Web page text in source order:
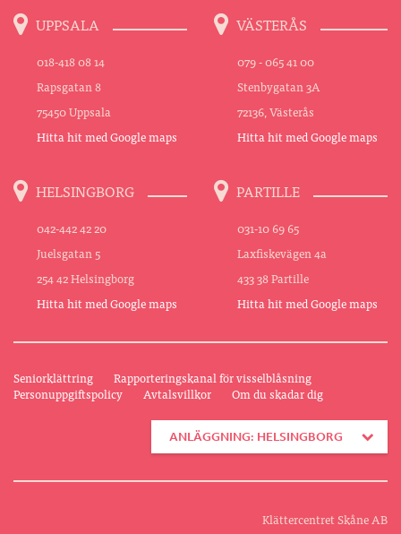
UPPSALA
018-418 08 14
Rapsgatan 8
75450 Uppsala
Hitta hit med Google maps
VÄSTERÅS
079 - 065 41 00
Stenbygatan 3A
72136, Västerås
Hitta hit med Google maps
HELSINGBORG
042-442 42 20
Juelsgatan 5
254 42 Helsingborg
Hitta hit med Google maps
PARTILLE
031-10 69 65
Laxfiskevägen 4a
433 38 Partille
Hitta hit med Google maps
Seniorklättring
Rapporteringskanal för visselblåsning
Personuppgiftspolicy
Avtalsvillkor Om du skadar dig
ANLÄGGNING: HELSINGBORG
Klättercentret Skåne AB